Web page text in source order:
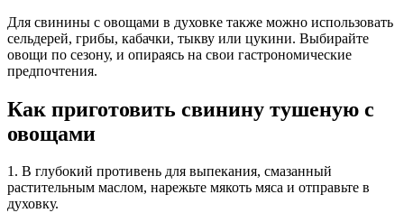
Для свинины с овощами в духовке также можно использовать
сельдерей, грибы, кабачки, тыкву или цукини. Выбирайте
овощи по сезону, и опираясь на свои гастрономические
предпочтения.
Как приготовить свинину тушеную с
овощами
1. В глубокий противень для выпекания, смазанный
растительным маслом, нарежьте мякоть мяса и отправьте в
духовку.